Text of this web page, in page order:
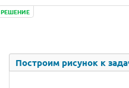
РЕШЕНИЕ
Построим рисунок к